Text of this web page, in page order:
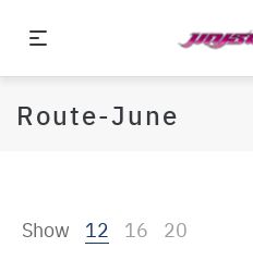
Route-June
Show 12 16 20